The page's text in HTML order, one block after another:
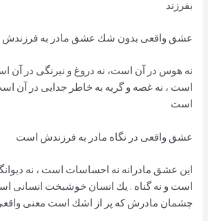
بفرزند
عشق واقعی بدون شك عشق مادر به
نه هوس در آن است، نه دروغ و نيرنگی در آن
است ، نه غصه و گريه به خاطر جدايی در آن
است
عشق واقعی در نگاه مادر به فرزندش است
اين عشق مادرانه نه احساسات است ، نه
است و نه گناه . يك انسان خوشبخت انسانی
چشمان مادرش كه پر از اشك است معنی